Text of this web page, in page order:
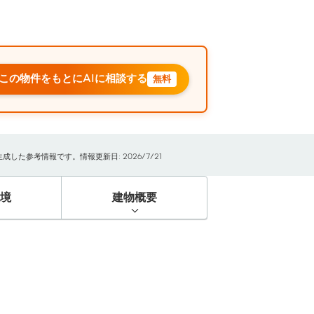
の物件をもとにAIに相談する 無料
した参考情報です。情報更新日: 2026/7/21
建物概要